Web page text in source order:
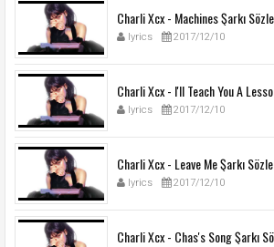
Charli Xcx - Machines Şarkı
lyrics 2017/12/10
Charli Xcx - I'll Teach You A
lyrics 2017/12/10
Charli Xcx - Leave Me Şarkı
lyrics 2017/12/10
Charli Xcx - Chas's Song Şarkı